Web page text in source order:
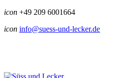
icon +49 209 6001664
icon info@suess-und-lecker.de